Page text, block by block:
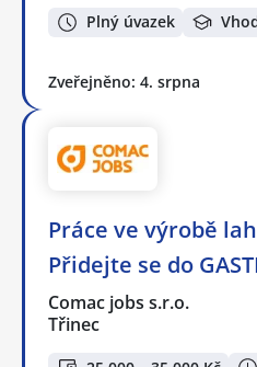
Plný úvazek
Zveřejněno: 4. srpna
Práce ve výrobě
Přidejte se do
Comac jobs s.r.o.
Třinec